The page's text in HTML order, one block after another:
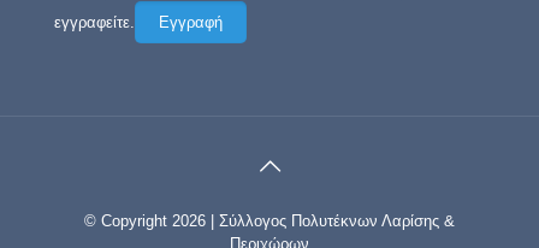
εγγραφείτε.
© Copyright 2026 | Σύλλογος Πολυτέκνων Λαρίσης &
Περιχώρων